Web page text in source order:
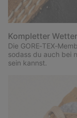
Kompletter
Die
sodass du auch bei
sein kannst.